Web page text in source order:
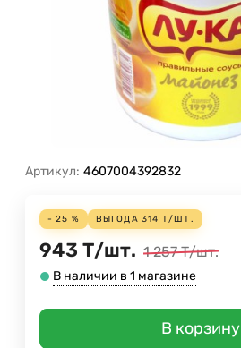
Артикул: 4607004392832
- 25 % ВЫГОДА 314 Т/ШТ.
943 Т/шт. 1 257 Т/шт.
В наличии в 1 магазине
В корзину